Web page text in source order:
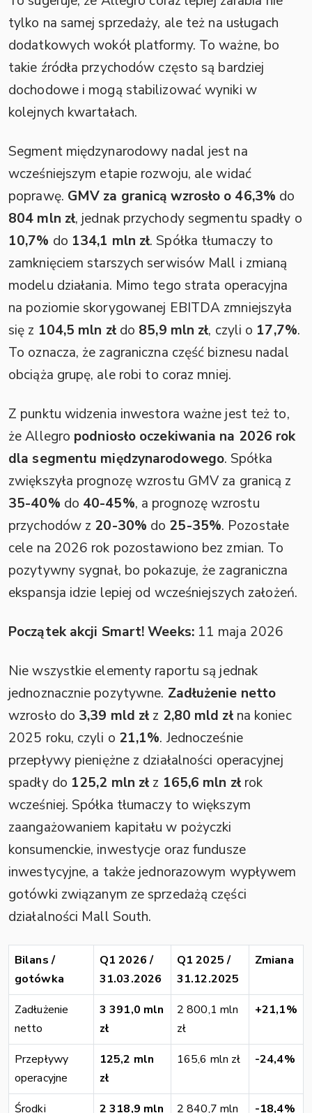
tylko na samej sprzedaży, ale też na usługach
dodatkowych wokół platformy. To ważne, bo
takie źródła przychodów często są bardziej
dochodowe i mogą stabilizować wyniki w
kolejnych kwartałach.
Segment międzynarodowy nadal jest na
wcześniejszym etapie rozwoju, ale widać
poprawę. GMV za granicą wzrosło o 46,3% do
804 mln zł, jednak przychody segmentu spadły o
10,7% do 134,1 mln zł. Spółka tłumaczy to
zamknięciem starszych serwisów Mall i zmianą
modelu działania. Mimo tego strata operacyjna
na poziomie skorygowanej EBITDA zmniejszyła
się z 104,5 mln złdo 85,9 mln zł, czyli o 17,7%.
To oznacza, że zagraniczna część biznesu nadal
obciąża grupę, ale robi to coraz mniej.
Z punktu widzenia inwestora ważne jest też to,
że Allegro podniosło oczekiwania na 2026 rok
dla segmentu międzynarodowego. Spółka
zwiększyła prognozę wzrostu GMV za granicą z
35-40% do 40-45%, a prognozę wzrostu
przychodów z 20-30% do 25-35%. Pozostałe
cele na 2026 rok pozostawiono bez zmian. To
pozytywny sygnał, bo pokazuje, że zagraniczna
ekspansja idzie lepiej od wcześniejszych założeń.
Początek akcji Smart! Weeks:11 maja 2026
Nie wszystkie elementy raportu są jednak
jednoznacznie pozytywne. Zadłużenie netto
wzrosło do 3,39 mld zł z 2,80 mld złna koniec
2025 roku, czyli o 21,1%. Jednocześnie
przepływy pieniężne z działalności operacyjnej
spadły do 125,2 mln zł z 165,6 mln złrok
wcześniej. Spółka tłumaczy to większym
zaangażowaniem kapitału w pożyczki
konsumenckie, inwestycje oraz fundusze
inwestycyjne, a także jednorazowym wypływem
gotówki związanym ze sprzedażą części
działalności Mall South.
Bilans /
gotówka
Q1 2026 /
31.03.2026
Q1 2025 /
31.12.2025
Zmiana
Zadłużenie
netto
3 391,0 mln
zł
2 800,1 mln
zł
+21,1%
Przepływy
operacyjne
125,2 mln
zł
165,6 mln zł -24,4%
Środki
2 318,9 mln
2 840,7 mln
-18,4%